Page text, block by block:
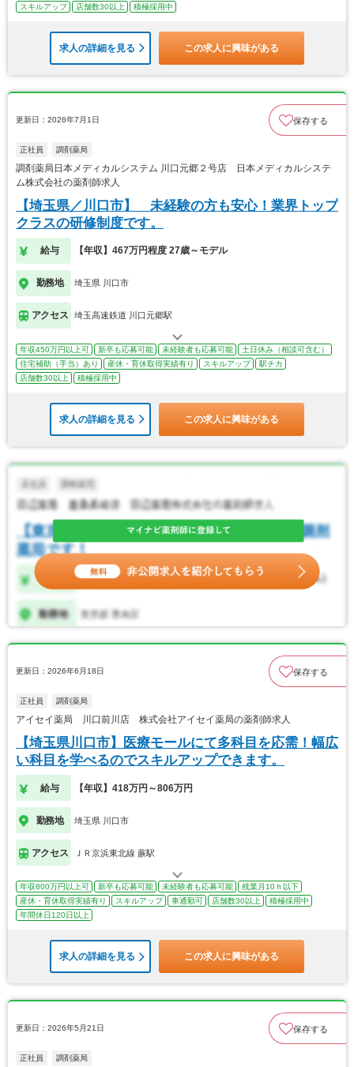
スキルアップ 店舗数30以上 積極採用中
求人の詳細を見る この求人に興味がある
更新日：2026年7月1日 保存する
正社員 調剤薬局
調剤薬局日本メディカルシステム 川口元郷２号店 日本メディカルシステ
ム株式会社の薬剤師求人
【埼玉県／川口市】 未経験の方も安心！業界トップ
クラスの研修制度です。
給与 【年収】467万円程度 27歳～モデル
勤務地 埼玉県 川口市
アクセス 埼玉高速鉄道 川口元郷駅
年収450万円以上可 新卒も応募可能 未経験者も応募可能
土日休み（相談可含む）
住宅補助（手当）あり
産休・育休取得実績有り スキルアップ
駅チカ
店舗数30以上
積極採用中
求人の詳細を見る この求人に興味がある
更新日：2026年6月18日 保存する
正社員 調剤薬局
アイセイ薬局 川口前川店 株式会社アイセイ薬局の薬剤師求人
【埼玉県川口市】医療モールにて多科目を応需！幅広
い科目を学べるのでスキルアップできます。
給与 【年収】418万円～806万円
勤務地 埼玉県 川口市
アクセス ＪＲ京浜東北線 蕨駅
年収800万円以上可 新卒も応募可能 未経験者も応募可能
残業月10ｈ以下
産休・育休取得実績有り
スキルアップ 車通勤可 店舗数30以上
積極採用中
年間休日120日以上
求人の詳細を見る この求人に興味がある
更新日：2026年5月21日 保存する
正社員 調剤薬局